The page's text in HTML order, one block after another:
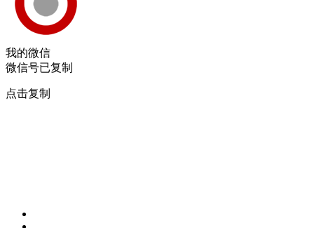
我的微信
微信号已复制
点击复制